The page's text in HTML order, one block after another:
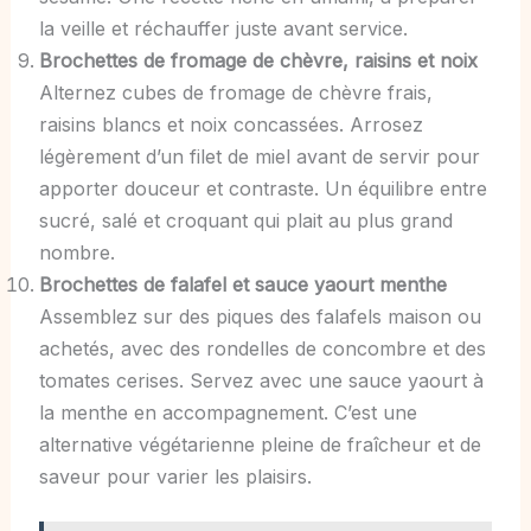
la veille et réchauffer juste avant service.
Brochettes de fromage de chèvre, raisins et noix
Alternez cubes de fromage de chèvre frais,
raisins blancs et noix concassées. Arrosez
légèrement d’un filet de miel avant de servir pour
apporter douceur et contraste. Un équilibre entre
sucré, salé et croquant qui plait au plus grand
nombre.
Brochettes de falafel et sauce yaourt menthe
Assemblez sur des piques des falafels maison ou
achetés, avec des rondelles de concombre et des
tomates cerises. Servez avec une sauce yaourt à
la menthe en accompagnement. C’est une
alternative végétarienne pleine de fraîcheur et de
saveur pour varier les plaisirs.